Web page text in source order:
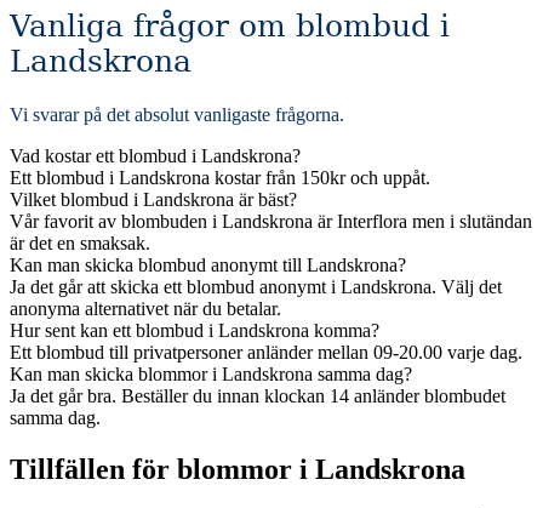
Vanliga frågor om blombud i
Landskrona
Vi svarar på det absolut vanligaste frågorna.
Vad kostar ett blombud i Landskrona?
Ett blombud i Landskrona kostar från 150kr och uppåt.
Vilket blombud i Landskrona är bäst?
Vår favorit av blombuden i Landskrona är Interflora men i slutändan
är det en smaksak.
Kan man skicka blombud anonymt till Landskrona?
Ja det går att skicka ett blombud anonymt i Landskrona. Välj det
anonyma alternativet när du betalar.
Hur sent kan ett blombud i Landskrona komma?
Ett blombud till privatpersoner anländer mellan 09-20.00 varje dag.
Kan man skicka blommor i Landskrona samma dag?
Ja det går bra. Beställer du innan klockan 14 anländer blombudet
samma dag.
Tillfällen för blommor i Landskrona